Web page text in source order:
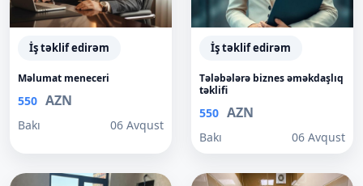
İş təklif edirəm
Məlumat meneceri
550 AZN
Bakı 06 Avqust
İş təklif edirəm
Tələbələrə biznes əməkdaşlıq
təklifi
550 AZN
Bakı 06 Avqust